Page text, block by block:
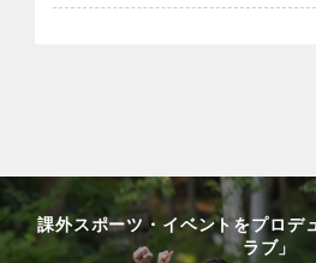
課外スポーツ・イベントをプロデ
ラブ」